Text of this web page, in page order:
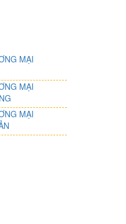
MẠI
MẠI
MẠI